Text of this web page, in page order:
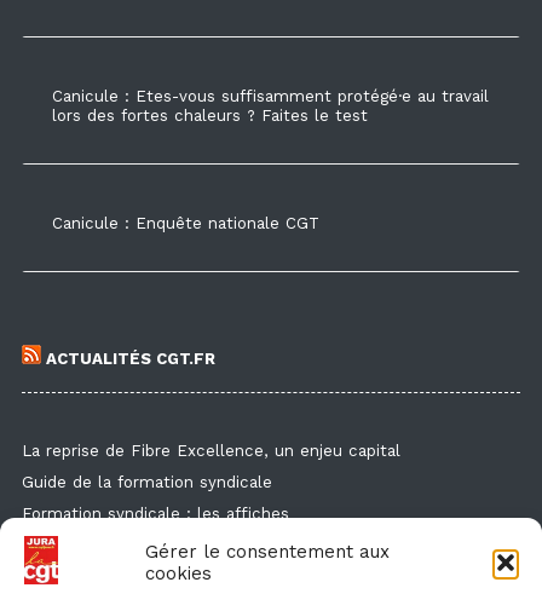
Gérer le consentement aux
cookies
Canicule : Etes-vous suffisamment protégé·e au travail
lors des fortes chaleurs ? Faites le test
Canicule : Enquête nationale CGT
ACTUALITÉS CGT.FR
La reprise de Fibre Excellence, un enjeu capital
Guide de la formation syndicale
Formation syndicale : les affiches
Droit de retrait : comment l'exercer et faire valoir ses droits ?
Des flyers et des affichettes pour faire connaitre l'enquête